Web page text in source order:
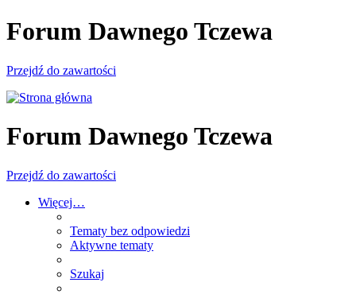
Forum Dawnego Tczewa
Przejdź do zawartości
Forum Dawnego Tczewa
Przejdź do zawartości
Więcej…
Tematy bez odpowiedzi
Aktywne tematy
Szukaj